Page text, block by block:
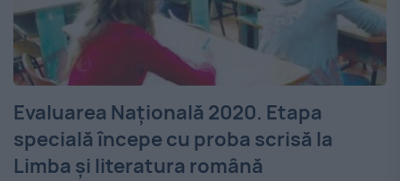
Evaluarea Națională 2020. Etapa
specială începe cu proba scrisă la
Limba şi literatura română